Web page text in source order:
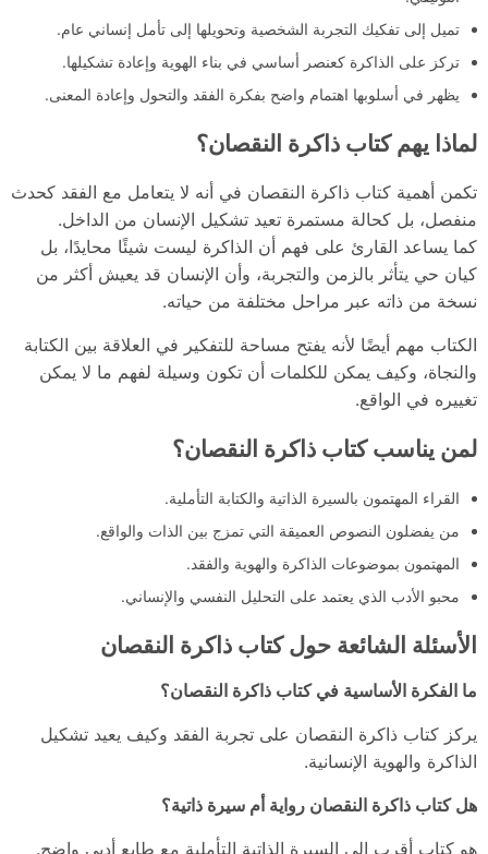
تميل إلى تفكيك التجربة الشخصية وتحويلها إلى تأمل إنساني عام.
تركز على الذاكرة كعنصر أساسي في بناء الهوية وإعادة تشكيلها.
يظهر في أسلوبها اهتمام واضح بفكرة الفقد والتحول وإعادة المعنى.
لماذا يهم كتاب ذاكرة النقصان؟
تكمن أهمية كتاب ذاكرة النقصان في أنه لا يتعامل مع الفقد كحدث
منفصل، بل كحالة مستمرة تعيد تشكيل الإنسان من الداخل.
كما يساعد القارئ على فهم أن الذاكرة ليست شيئًا محايدًا، بل
كيان حي يتأثر بالزمن والتجربة، وأن الإنسان قد يعيش أكثر من
نسخة من ذاته عبر مراحل مختلفة من حياته.
الكتاب مهم أيضًا لأنه يفتح مساحة للتفكير في العلاقة بين الكتابة
والنجاة، وكيف يمكن للكلمات أن تكون وسيلة لفهم ما لا يمكن
تغييره في الواقع.
لمن يناسب كتاب ذاكرة النقصان؟
القراء المهتمون بالسيرة الذاتية والكتابة التأملية.
من يفضلون النصوص العميقة التي تمزج بين الذات والواقع.
المهتمون بموضوعات الذاكرة والهوية والفقد.
محبو الأدب الذي يعتمد على التحليل النفسي والإنساني.
الأسئلة الشائعة حول كتاب ذاكرة النقصان
ما الفكرة الأساسية في كتاب ذاكرة النقصان؟
يركز كتاب ذاكرة النقصان على تجربة الفقد وكيف يعيد تشكيل
الذاكرة والهوية الإنسانية.
هل كتاب ذاكرة النقصان رواية أم سيرة ذاتية؟
هو كتاب أقرب إلى السيرة الذاتية التأملية مع طابع أدبي واضح.